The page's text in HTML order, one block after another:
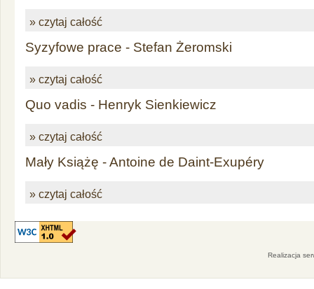
» czytaj całość
Syzyfowe prace - Stefan Żeromski
» czytaj całość
Quo vadis - Henryk Sienkiewicz
» czytaj całość
Mały Książę - Antoine de Daint-Exupéry
» czytaj całość
Realizacja